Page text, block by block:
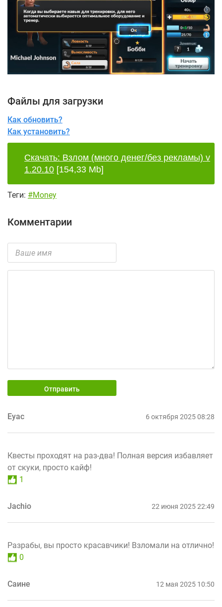
Файлы для загрузки
Как обновить?
Как установить?
Скачать: Взлом (много денег/без рекламы) v
1.20.10 [154,33 Mb]
Теги: #Money
Комментарии
Отправить
Eyac 6 октября 2025 08:28
Квесты проходят на раз-два! Полная версия избавляет
от скуки, просто кайф!
1
Jachio 22 июня 2025 22:49
Разрабы, вы просто красавчики! Взломали на отлично!
0
Саине 12 мая 2025 10:50